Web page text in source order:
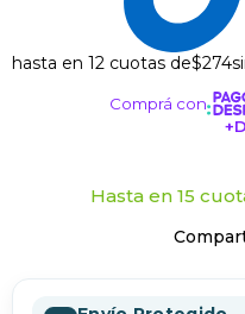
hasta en 12 cuotas de$274
Comprá con
Hasta en 15